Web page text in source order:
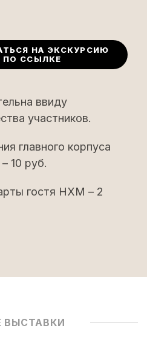
НА ЭКСКУРСИЮ
ССЫЛКЕ
ввиду
участников.
главного корпуса
10 руб.
гостя НХМ – 2
ВЫСТАВКИ